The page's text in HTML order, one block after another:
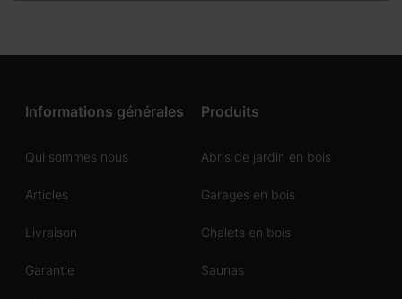
Informations générales
Qui sommes nous
Articles
Livraison
Garantie
Produits
Abris de jardin en bois
Garages en bois
Chalets en bois
Saunas